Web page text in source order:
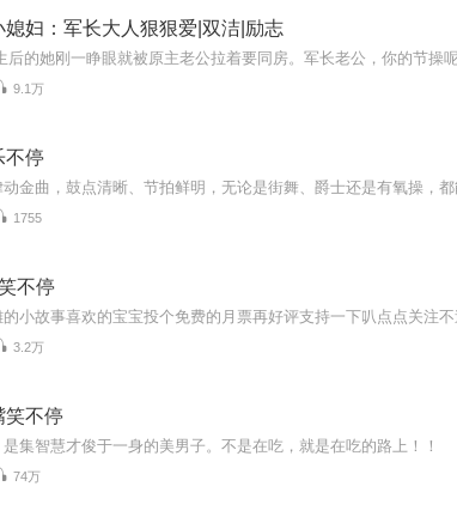
媳妇：军长大人狠狠爱|双洁|励志
9.1万
不停
金曲，鼓点清晰、节拍鲜明，无论是街舞、爵士还是有氧操，都
1755
不停
小故事喜欢的宝宝投个免费的月票再好评支持一下叭点点关注不
3.2万
笑不停
集智慧才俊于一身的美男子。不是在吃，就是在吃的路上！！
74万